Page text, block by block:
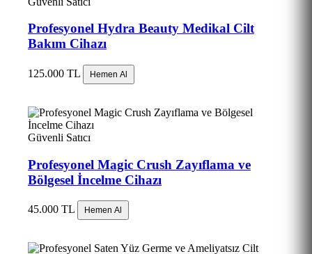
Profesyonel Hydra Beauty Medikal Cilt
Bakım Cihazı
125.000 TL Hemen Al
Güvenli Satıcı
Profesyonel Magic Crush Zayıflama ve
Bölgesel İncelme Cihazı
45.000 TL Hemen Al